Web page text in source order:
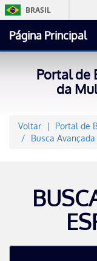
BRASIL
Página Principal
Portal de
da
Voltar
Portal de
Busca